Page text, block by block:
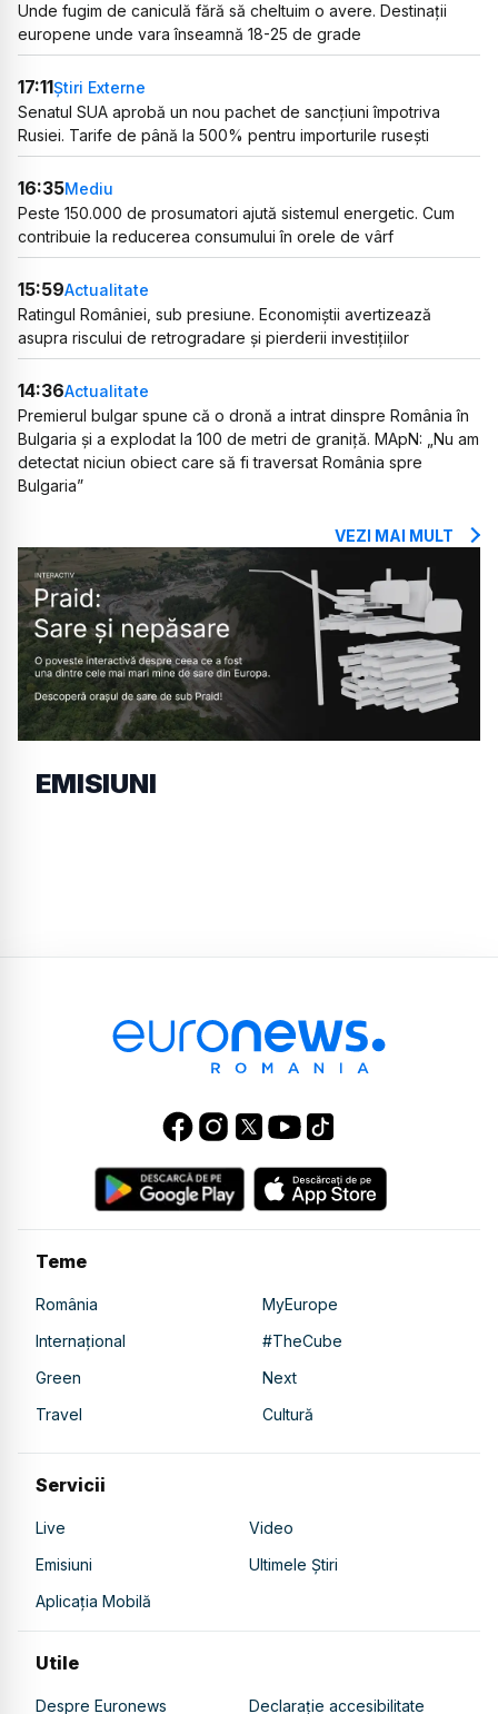
Unde fugim de caniculă fără să cheltuim o avere. Destinații
europene unde vara înseamnă 18-25 de grade
17:11Știri Externe
Senatul SUA aprobă un nou pachet de sancțiuni împotriva
Rusiei. Tarife de până la 500% pentru importurile rusești
16:35Mediu
Peste 150.000 de prosumatori ajută sistemul energetic. Cum
contribuie la reducerea consumului în orele de vârf
15:59Actualitate
Ratingul României, sub presiune. Economiștii avertizează
asupra riscului de retrogradare și pierderii investițiilor
14:36Actualitate
Premierul bulgar spune că o dronă a intrat dinspre România în
Bulgaria și a explodat la 100 de metri de graniță. MApN: „Nu am
detectat niciun obiect care să fi traversat România spre
Bulgaria”
VEZI MAI MULT
EMISIUNI
Teme
România
MyEurope
Internațional
#TheCube
Green
Next
Travel
Cultură
Servicii
Live
Video
Emisiuni
Ultimele Știri
Aplicația Mobilă
Utile
Despre Euronews Declarație accesibilitate